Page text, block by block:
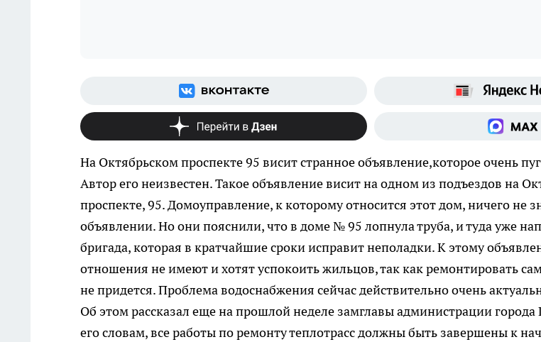
На Октябрьском проспекте 95 висит странное объявление,которое очень
Автор его неизвестен.Такое объявление висит на одном из подъездов на
проспекте, 95. Домоуправление, к которому относится этот дом, ничего не
объявлении. Но они пояснили, что в доме № 95 лопнула труба, и туда уже
бригада, которая в кратчайшие сроки исправит неполадки. К этому
отношения не имеют и хотят успокоить жильцов, так как ремонтировать
не придется. Проблема водоснабжения сейчас действительно очень
Об этом рассказал еще на прошлой неделе замглавы администрации
его словам, все работы по ремонту теплотрасс должны быть завершены к